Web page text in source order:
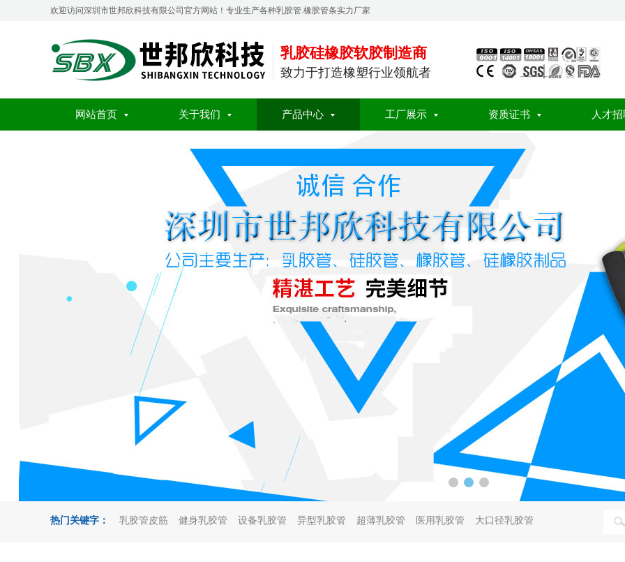
欢迎访问深圳市世邦欣科技有限公司官方网站！专业生产各种乳胶管.橡胶管条实力厂家
乳胶硅橡胶软胶制造商
致力于打造橡塑行业领航者
网站首页 关于我们 产品中心 工厂展示 资质证书 人才
热门关键字： 乳胶管皮筋 健身乳胶管 设备乳胶管 异型乳胶管 超薄乳胶管 医用乳胶管 大口径乳胶管